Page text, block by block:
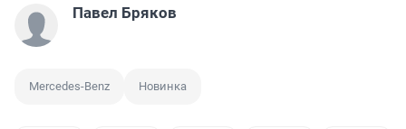
Павел Бряков
Mercedes-Benz Новинка